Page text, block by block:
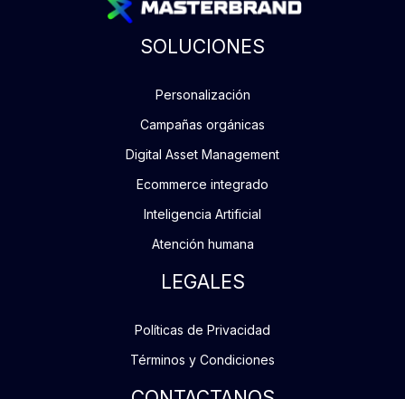
SOLUCIONES
Personalización
Campañas orgánicas
Digital Asset Management
Ecommerce integrado
Inteligencia Artificial
Atención humana
LEGALES
Políticas de Privacidad
Términos y Condiciones